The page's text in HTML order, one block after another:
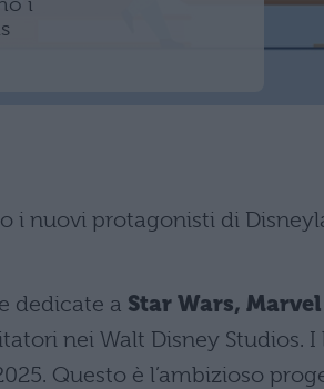
i nuovi protagonisti di
dedicate a Star Wars,
nei Walt Disney Studios.
Questo è l’ambizioso